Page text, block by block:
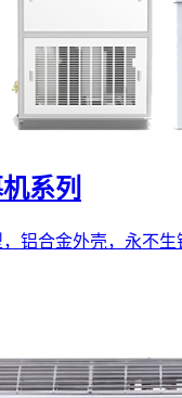
系列
铝合金外壳，永不生